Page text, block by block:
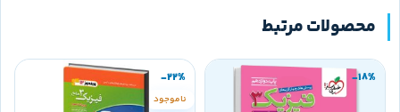
محصولات مرتبط
-18%
-22%
ناموجود